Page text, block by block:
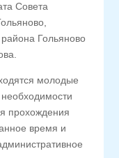
Совета
Гольяново
молодые
прохождения
время и